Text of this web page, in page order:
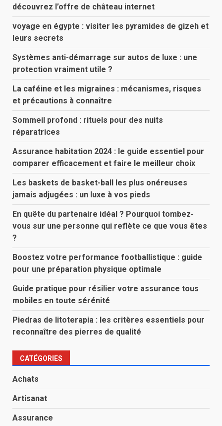
découvrez l’offre de château internet
voyage en égypte : visiter les pyramides de gizeh et
leurs secrets
Systèmes anti-démarrage sur autos de luxe : une
protection vraiment utile ?
La caféine et les migraines : mécanismes, risques
et précautions à connaître
Sommeil profond : rituels pour des nuits
réparatrices
Assurance habitation 2024 : le guide essentiel pour
comparer efficacement et faire le meilleur choix
Les baskets de basket-ball les plus onéreuses
jamais adjugées : un luxe à vos pieds
En quête du partenaire idéal ? Pourquoi tombez-
vous sur une personne qui reflète ce que vous êtes
?
Boostez votre performance footballistique : guide
pour une préparation physique optimale
Guide pratique pour résilier votre assurance tous
mobiles en toute sérénité
Piedras de litoterapia : les critères essentiels pour
reconnaître des pierres de qualité
CATÉGORIES
Achats
Artisanat
Assurance